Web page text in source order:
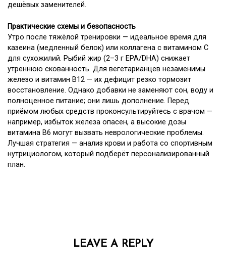
дешёвых заменителей.
Практические схемы и безопасность
Утро после тяжёлой тренировки — идеальное время для
казеина (медленный белок) или коллагена с витамином C
для сухожилий. Рыбий жир (2–3 г EPA/DHA) снижает
утреннюю скованность. Для вегетарианцев незаменимы
железо и витамин B12 — их дефицит резко тормозит
восстановление. Однако добавки не заменяют сон, воду и
полноценное питание; они лишь дополнение. Перед
приёмом любых средств проконсультируйтесь с врачом —
например, избыток железа опасен, а высокие дозы
витамина B6 могут вызвать неврологические проблемы.
Лучшая стратегия — анализ крови и работа со спортивным
нутрициологом, который подберёт персонализированный
план.
LEAVE A REPLY